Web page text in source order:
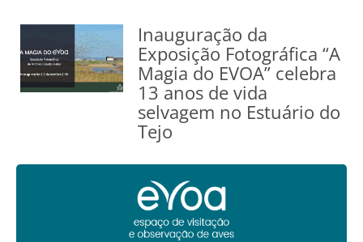
Inauguração da
Exposição Fotográfica “A
Magia do EVOA” celebra
13 anos de vida
selvagem no Estuário do
Tejo